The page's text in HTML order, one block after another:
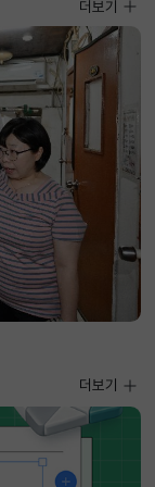
사진뉴스
더보기
더보기